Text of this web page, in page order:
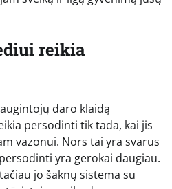
reikia
daro klaidą
persodinti tik tada, kai jis
vazonui. Nors tai yra svarus
yra gerokai daugiau.
jo šaknų sistema su